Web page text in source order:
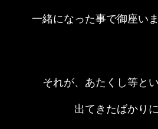
一緒になった事で御座い
それが、あたくし等と
出てきたばかり